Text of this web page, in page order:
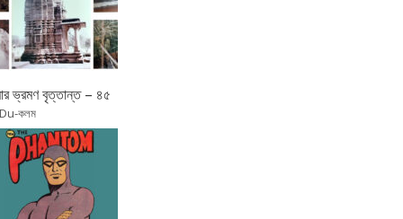
ভ্রমণ বৃত্তান্ত – ৪৫
কলম